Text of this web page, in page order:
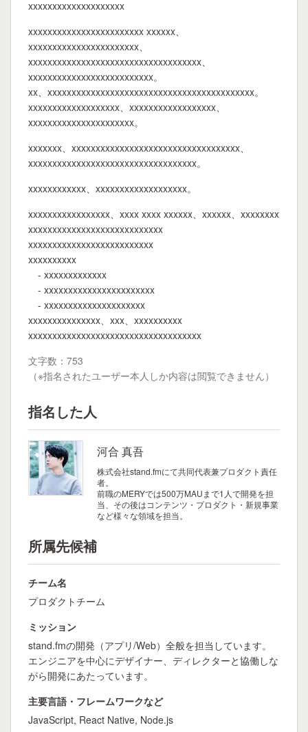
xxxxxxxxxxxxxxxxxxxx
xxxxxxxxxxxxxxxxxxxxxxxx xxxxxx、
xxxxxxxxxxxxxxxxxxxxxxx、
xxxxxxxxxxxxxxxxxxxxxxxxxxxxxxxxxxxx、
xxxxxxxxxxxxxxxxxxxxxxxxxx。
xx、xxxxxxxxxxxxxxxxxxxxxxxxxxxxxxxxxxxxxxxxxxx。
xxxxxxxxxxxxxxxxxxx、xxxxxxxxxxxxxxxxxx、
xxxxxxxxxxxxxxxxxxxxxx。
xxxxxxx、xxxxxxxxxxxxxxxxxxxxxxxxxxxxxxxxxxx、
xxxxxxxxxxxxxxxxxxxxxxxxxxxxxxxxxxx。
xxxxxxxxxxxx、xxxxxxxxxxxxxxxxxxx。
xxxxxxxxxxxxxxxxx、xxxx xxxx xxxxxx、xxxxxx、xxxxxxxx
xxxxxxxxxxxxxxxxxxxxxxxxxxxx
xxxxxxxxxxxxxxxxxxxxxxxxxx
xxxxxxxxxx
- xxxxxxxxxxxxx
- xxxxxxxxxxxxxxxxxxxxxxx
- xxxxxxxxxxxxxxxxxxxxx
xxxxxxxxxxxxxxx、xxx、xxxxxxxxxx
xxxxxxxxxxxxxxxxxxxxxxxxxxxxxxxxxxxx
文字数：753
（※指名されたユーザー本人しか内容は閲覧できません）
指名した人
河合 真吾
株式会社stand.fmにて共同代表兼プロダクト責任
者。
前職のMERYでは500万MAUまで1人で開発を担
当、その後はコンテンツ・プロダクト・新規事業
など様々な領域を担当。
所属先候補
チーム名
プロダクトチーム
ミッション
stand.fmの開発（アプリ/Web）全般を担当しています。
エンジニアを中心にデザイナー、ディレクターと協働しな
がら開発にあたっています。
主要言語・フレームワークなど
JavaScript, React Native, Node.js